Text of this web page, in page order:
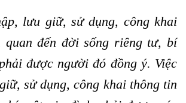
lưu giữ, sử dụng, công khai
quan đến đời sống riêng tư, bí
được người đó đồng ý. Việc
sử dụng, công khai thông tin